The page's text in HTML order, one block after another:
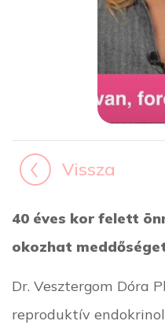
Vissza
40 éves kor felett
okozhat
Dr. Vesztergom Dóra
reproduktív